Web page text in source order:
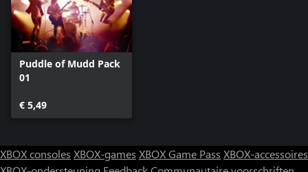
Puddle of Mudd Pack
01
€ 5,49
XBOX consoles XBOX-games XBOX Game Pass XBOX-accessoires